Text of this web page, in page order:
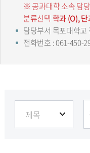
※ 공과대학 소속 담
분류선택 학과 (O),
담당부서 목포대학교
전화번호 : 061-450-